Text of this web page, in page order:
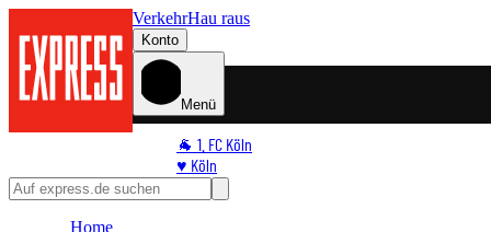
VerkehrHau raus
Konto
Menü
🐐 1. FC Köln
♥️ Köln
⭐ Promi
Home